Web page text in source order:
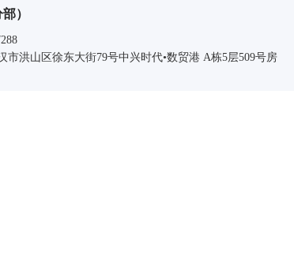
）
市洪山区徐东大街79号中兴时代•数贸港 A栋5层509号房